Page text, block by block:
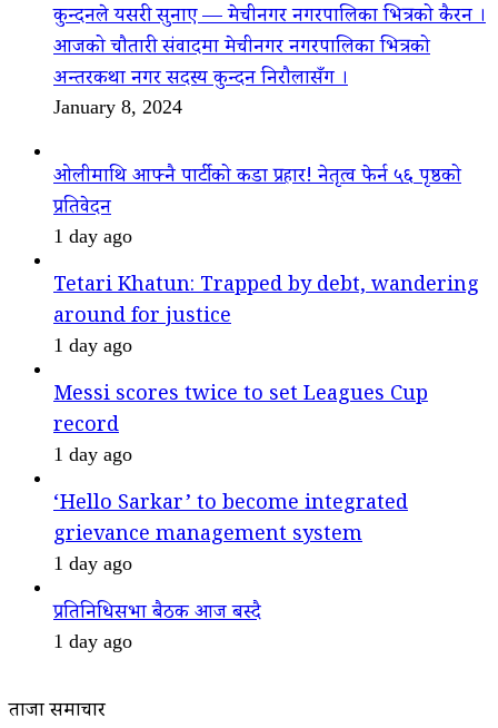
कुन्दनले यसरी सुनाए — मेचीनगर नगरपालिका भित्रको कैरन ।
आजको चौतारी संवादमा मेचीनगर नगरपालिका भित्रको
अन्तरकथा नगर सदस्य कुन्दन निरौलासँग ।
January 8, 2024
ओलीमाथि आफ्नै पार्टीको कडा प्रहार! नेतृत्व फेर्न ५६ पृष्ठको
प्रतिवेदन
1 day ago
Tetari Khatun: Trapped by debt, wandering
around for justice
1 day ago
Messi scores twice to set Leagues Cup
record
1 day ago
‘Hello Sarkar’ to become integrated
grievance management system
1 day ago
प्रतिनिधिसभा बैठक आज बस्दै
1 day ago
ताजा समाचार